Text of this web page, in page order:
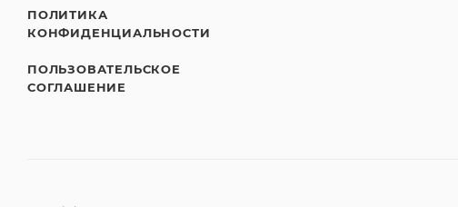
ПОЛИТИКА
КОНФИДЕНЦИАЛЬНОСТИ
ПОЛЬЗОВАТЕЛЬСКОЕ
СОГЛАШЕНИЕ